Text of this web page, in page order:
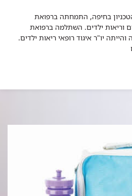
בחיפה, התמחתה ברפואת
וריאות ילדים. השתלמה ברפואת
יו"ר איגוד רופאי ריאות ילדים.